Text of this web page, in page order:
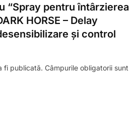
“Spray pentru întârzierea
HORSE – Delay
și control
fi publicată. Câmpurile obligatorii sunt